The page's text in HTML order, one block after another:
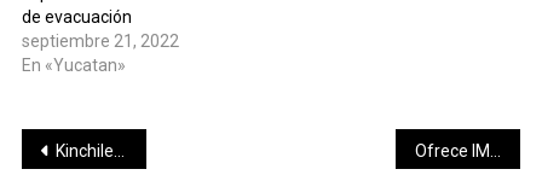
de evacuación
septiembre 21, 2022
En «Yucatan»
Navegación
Kinchileños estrenan monumentos en el Grito de Independencia